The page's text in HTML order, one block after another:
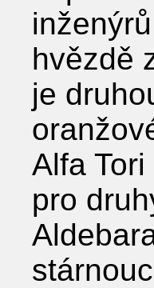
hvězdě
je
Alfa
pro